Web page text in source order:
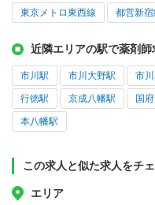
東京メトロ東西線 都営新宿
近隣エリアの駅で薬剤師
市川駅 市川大野駅 市
行徳駅 京成八幡駅 国
本八幡駅
この求人と似た求人をチ
エリア